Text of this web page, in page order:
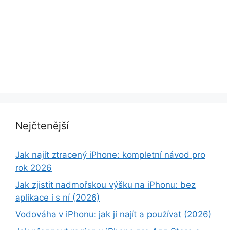
Nejčtenější
Jak najít ztracený iPhone: kompletní návod pro
rok 2026
Jak zjistit nadmořskou výšku na iPhonu: bez
aplikace i s ní (2026)
Vodováha v iPhonu: jak ji najít a používat (2026)